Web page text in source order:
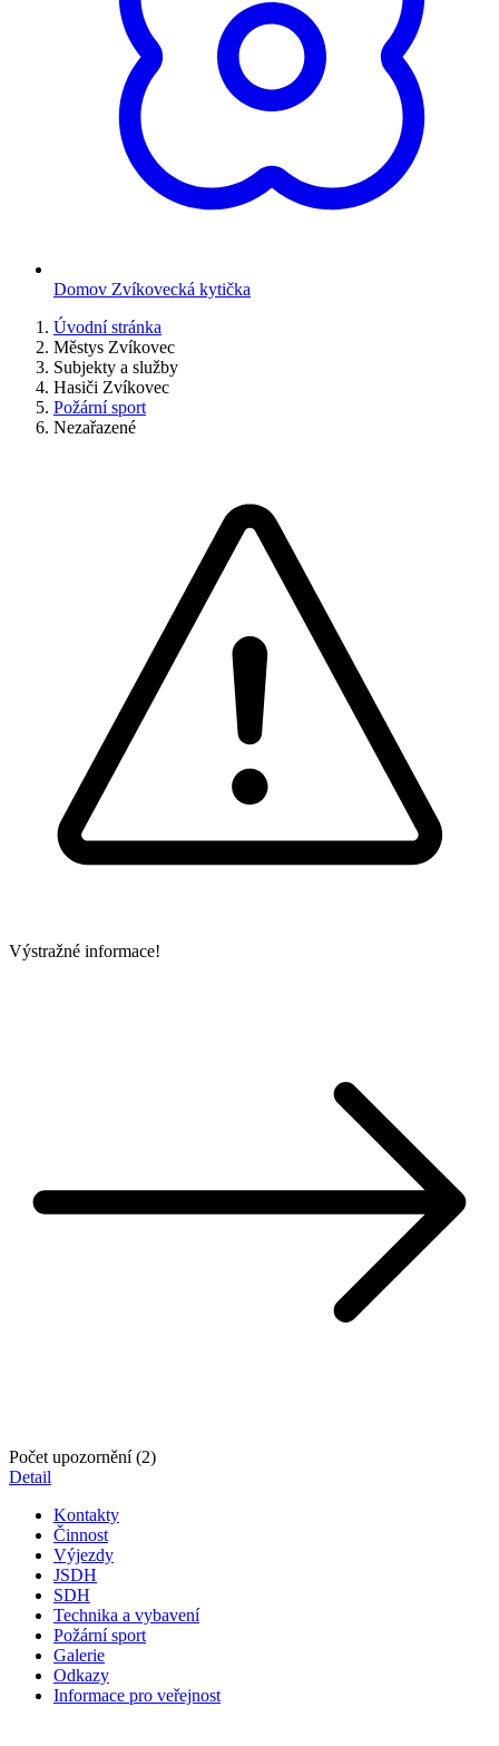
Domov Zvíkovecká kytička
Úvodní stránka
Městys Zvíkovec
Subjekty a služby
Hasiči Zvíkovec
Požární sport
Nezařazené
Výstražné informace!
Počet upozornění (2)
Detail
Kontakty
Činnost
Výjezdy
JSDH
SDH
Technika a vybavení
Požární sport
Galerie
Odkazy
Informace pro veřejnost